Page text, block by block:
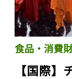
食品・消費
【国際